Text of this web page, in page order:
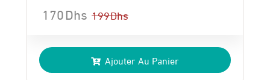
199Dhs
prix
initial
170Dhs
prix
actuel
Ajouter Au Panier